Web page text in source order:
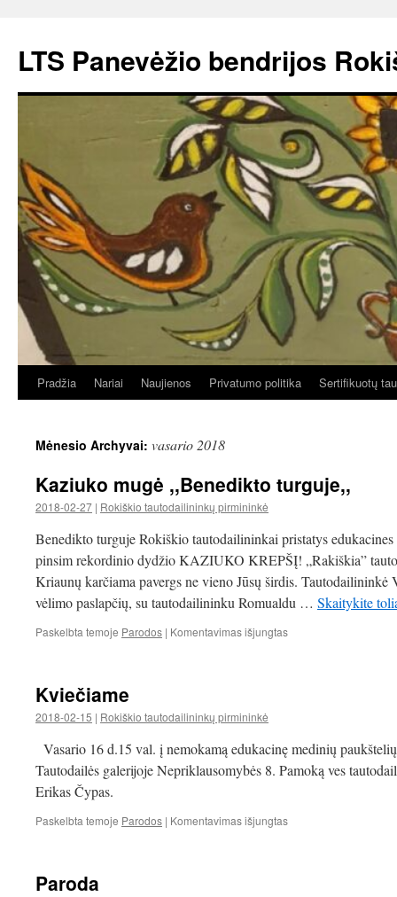
turinio
LTS Panevėžio bendrijos
Pradžia Nariai Naujienos Privatumo politika Sertifikuotų
Mėnesio Archyvai: vasario 2018
Kaziuko mugė ,,Benedikto turguje,,
2018-02-27 | Rokiškio tautodailininkų pirmininkė
Benedikto turguje Rokiškio tautodailininkai pristatys
pinsim rekordinio dydžio KAZIUKO KREPŠĮ! „Rakiškia”
Kriaunų karčiama pavergs ne vieno Jūsų širdis.
vėlimo paslapčių, su tautodailininku Romualdu … Skaitykite
Paskelbta temoje Parodos | Komentavimas išjungtasįraše
Kviečiame
2018-02-15 | Rokiškio tautodailininkų pirmininkė
Vasario 16 d.15 val. į nemokamą edukacinę medinių
Tautodailės galerijoje Nepriklausomybės 8. Pamoką ves
Erikas Čypas.
Paskelbta temoje Parodos | Komentavimas išjungtasįraše
Paroda